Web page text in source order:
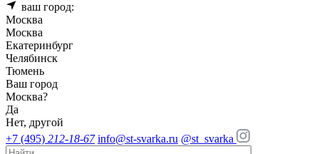
ваш город:
Москва
Москва
Екатеринбург
Челябинск
Тюмень
Ваш город
Москва?
Да
Нет, другой
+7 (495) 212-18-67 info@st-svarka.ru @st_svarka